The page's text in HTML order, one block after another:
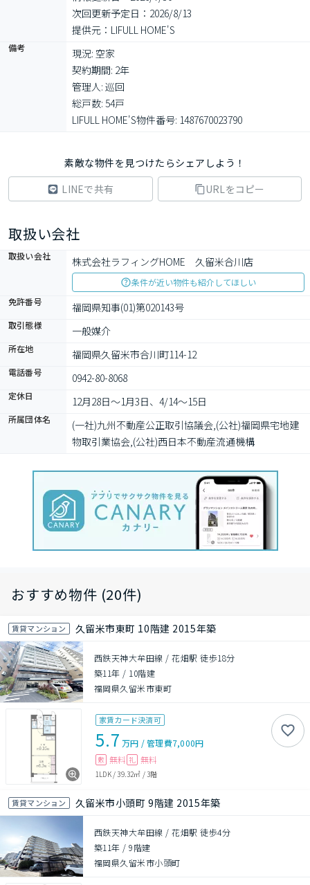
次回更新予定日：2026/8/13
提供元：LIFULL HOME'S
備考
現況: 空家
契約期間: 2年
管理人: 巡回
総戸数: 54戸
LIFULL HOME'S物件番号: 1487670023790
素敵な物件を見つけたらシェアしよう！
LINEで共有
URLをコピー
取扱い会社
取扱い会社 株式会社ラフィングHOME　久留米合川店
条件が近い物件も紹介してほしい
免許番号
福岡県知事(01)第020143号
取引態様 一般媒介
所在地 福岡県久留米市合川町114-12
電話番号 0942-80-8068
定休日 12月28日〜1月3日、4/14〜15日
所属団体名
(一社)九州不動産公正取引協議会,(公社)福岡県宅地建
物取引業協会,(公社)西日本不動産流通機構
おすすめ物件 (20件)
賃貸マンション 久留米市東町 10階建 2015年築
西鉄天神大牟田線 / 花畑駅 徒歩18分
築11年 / 10階建
福岡県久留米市東町
家賃カード決済可
5.7 万円 /管理費7,000円
敷 無料 礼 無料
1LDK/39.32㎡ /3階
賃貸マンション 久留米市小頭町 9階建 2015年築
西鉄天神大牟田線 / 花畑駅 徒歩4分
築11年 /9階建
福岡県久留米市小頭町